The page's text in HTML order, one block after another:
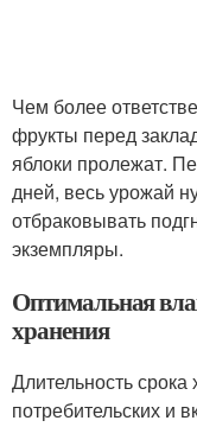
Чем более
фрукты перед
яблоки пролежат.
дней, весь урожай
отбраковывать
экземпляры.
Оптимальная
хранения
Длительность
потребительских и